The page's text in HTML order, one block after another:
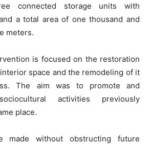
connected storage units with
a total area of one thousand and
meters.
is focused on the restoration
space and the remodeling of it
The aim was to promote and
activities previously
place.
made without obstructing future